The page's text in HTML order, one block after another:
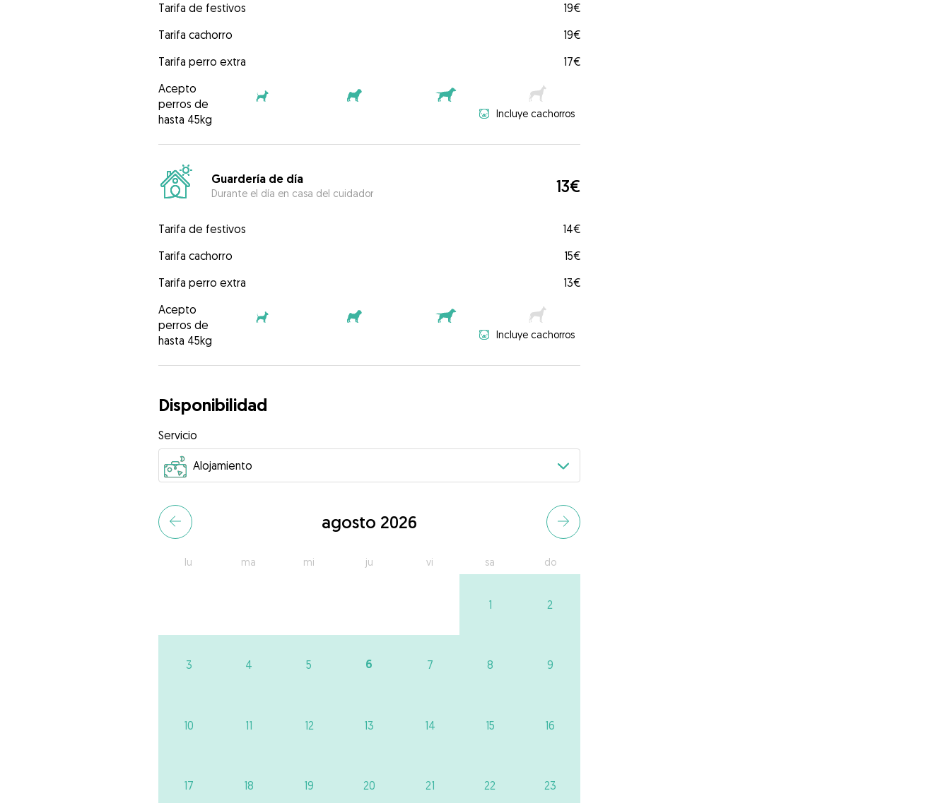
Tarifa de festivos
19€
Tarifa cachorro
19€
Tarifa perro extra
17€
Acepto
perros de
hasta 45kg
Incluye cachorros
Guardería de día
Durante el día en casa del cuidador 13€
Tarifa de festivos
14€
Tarifa cachorro
15€
Tarifa perro extra
13€
Acepto
perros de
hasta 45kg
Incluye cachorros
Disponibilidad
Servicio
agosto 2026
lu ma mi ju vi sa do
1 2
3 4 5 6 7 8 9
10 11 12 13 14 15 16
17 18 19 20 21 22 23